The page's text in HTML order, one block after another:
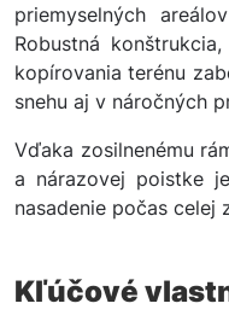
priemyselných
Robustná
kopírovania terénu
snehu aj v náročných
Vďaka zosilnenému
a nárazovej poistke
nasadenie počas celej
Kľúčové